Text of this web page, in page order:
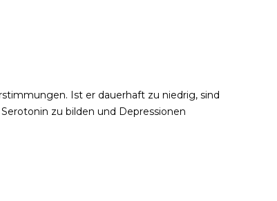
Ist er dauerhaft zu niedrig, sind
zu bilden und Depressionen